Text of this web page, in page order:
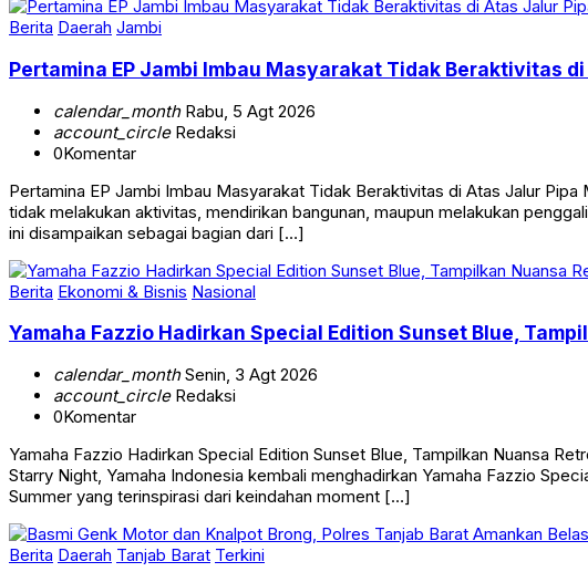
Berita Daerah Jambi
Pertamina EP Jambi Imbau Masyarakat Tidak Beraktivitas
calendar_monthRabu, 5 Agt 2026
account_circleRedaksi
0Komentar
Pertamina EP Jambi Imbau Masyarakat Tidak Beraktivitas di Atas Jalur
tidak melakukan aktivitas, mendirikan bangunan, maupun melakukan
ini disampaikan sebagai bagian dari […]
Berita Ekonomi & Bisnis Nasional
Yamaha Fazzio Hadirkan Special Edition Sunset Blue,
calendar_monthSenin, 3 Agt 2026
account_circleRedaksi
0Komentar
Yamaha Fazzio Hadirkan Special Edition Sunset Blue, Tampilkan Nuansa
Starry Night, Yamaha Indonesia kembali menghadirkan Yamaha Fazzio
Summer yang terinspirasi dari keindahan moment […]
Berita Daerah Tanjab Barat Terkini